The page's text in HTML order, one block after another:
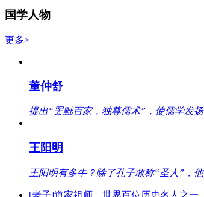
国学人物
更多>
董仲舒
提出“罢黜百家，独尊儒术”，使儒学发
王阳明
王阳明有多牛？除了孔子敢称“圣人”，
[老子]道家祖师，世界百位历史名人之一